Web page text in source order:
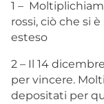
1 –
rossi, ciò che si
esteso
2 – Il 14
per vincere.
depositati per